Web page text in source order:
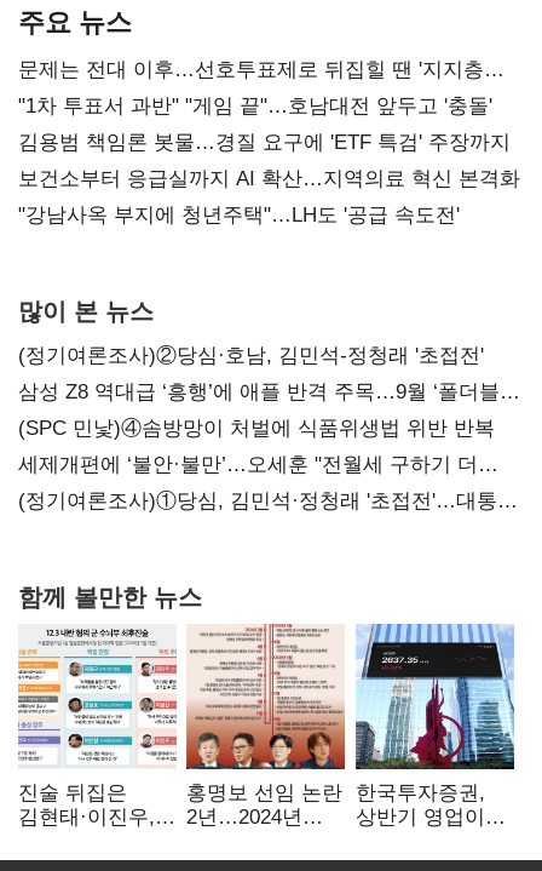
주요 뉴스
문제는 전대 이후…선호투표제로 뒤집힐 땐 '지지층
불복'
"1차 투표서 과반" "게임 끝"…호남대전 앞두고 '충돌'
김용범 책임론 봇물…경질 요구에 'ETF 특검' 주장까지
보건소부터 응급실까지 AI 확산…지역의료 혁신 본격화
"강남사옥 부지에 청년주택"…LH도 '공급 속도전'
많이 본 뉴스
(정기여론조사)②당심·호남, 김민석-정청래 '초접전'
삼성 Z8 역대급 ‘흥행’에 애플 반격 주목…9월 ‘폴더블
대전’
(SPC 민낯)④솜방망이 처벌에 식품위생법 위반 반복
세제개편에 ‘불안·불만’…오세훈 "전월세 구하기 더
힘들어질 것"
(정기여론조사)①당심, 김민석·정청래 '초접전'…대통령
함께 볼만한 뉴스
진술 뒤집은
김현태·이진우,
헌신"…법정서
홍명보 선임 논란
2년…2024년
압색까지
한국투자증권,
상반기 영업이익
전년비 89.1%↑